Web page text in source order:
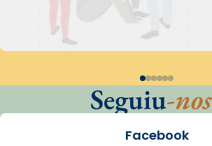
Seguiu-nos
Facebook